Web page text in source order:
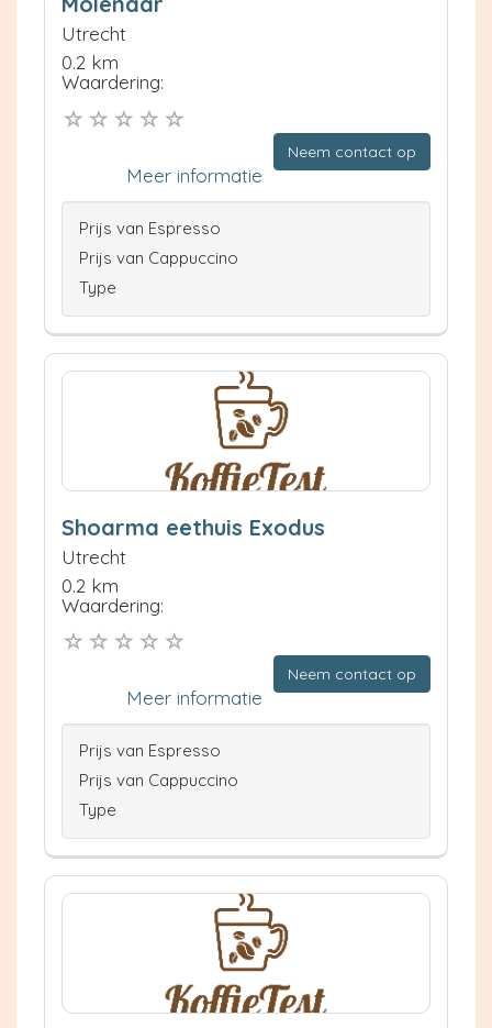
Utrecht
0.2 km
Waardering:
Neem contact op
Meer informatie
Prijs van Espresso
Prijs van Cappuccino
Type
Shoarma eethuis Exodus
Utrecht
0.2 km
Waardering:
Neem contact op
Meer informatie
Prijs van Espresso
Prijs van Cappuccino
Type